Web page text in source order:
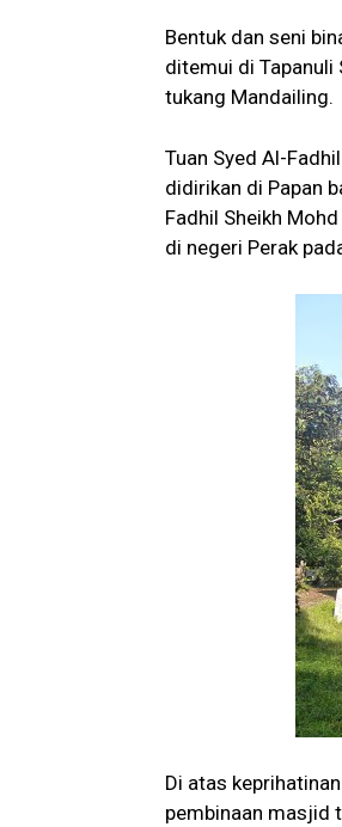
Bentuk dan seni
ditemui di Tapanuli
tukang Mandailing.
Tuan Syed Al-
didirikan di Papan
Fadhil Sheikh
di negeri Perak
Di atas keprihatinan
pembinaan masjid